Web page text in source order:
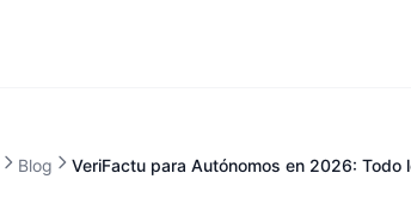
Blog VeriFactu para Autónomos en 2026: Todo